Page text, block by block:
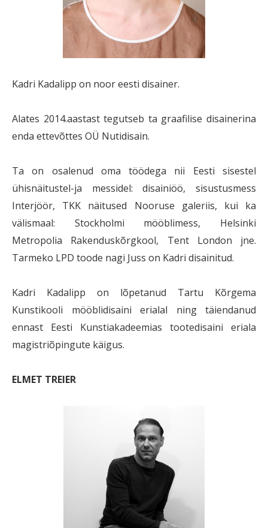
Kadri Kadalipp on noor eesti disainer.
Alates 2014.aastast tegutseb ta graafilise disainerina
enda ettevõttes OÜ Nutidisain.
Ta on osalenud oma töödega nii Eesti sisestel
ühisnäitustel-ja messidel: disainiöö, sisustusmess
Interjöör, TKK näitused Nooruse galeriis, kui ka
välismaal: Stockholmi mööblimess, Helsinki
Metropolia Rakenduskõrgkool, Tent London jne.
Tarmeko LPD toode nagi Juss on Kadri disainitud.
Kadri Kadalipp on lõpetanud Tartu Kõrgema
Kunstikooli mööblidisaini erialal ning täiendanud
ennast Eesti Kunstiakadeemias tootedisaini eriala
magistriõpingute käigus.
ELMET TREIER